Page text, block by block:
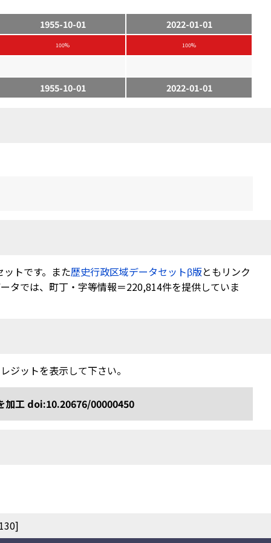
1955-10-01 2022-01-01
100% 100%
1955-10-01 2022-01-01
トです。また歴史行政区域データセットβ版ともリンク
タでは、町丁・字等情報＝220,814件を提供していま
ジットを表示して下さい。
加工 doi:10.20676/00000450